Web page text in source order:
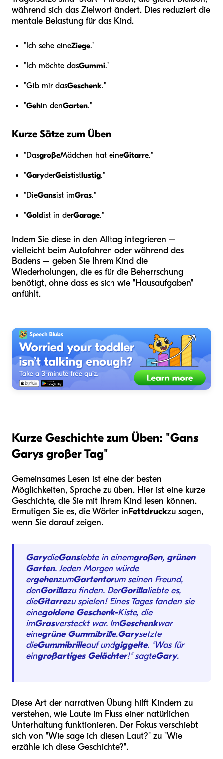
während sich das Zielwort ändert. Dies reduziert die
mentale Belastung für das Kind.
"Ich sehe eineZiege."
"Ich möchte dasGummi."
"Gib mir dasGeschenk."
"Gehin denGarten."
Kurze Sätze zum Üben
"DasgroßeMädchen hat eineGitarre."
"GaryderGeististlustig."
"DieGansist imGras."
"Goldist in derGarage."
Indem Sie diese in den Alltag integrieren –
vielleicht beim Autofahren oder während des
Badens – geben Sie Ihrem Kind die
Wiederholungen, die es für die Beherrschung
benötigt, ohne dass es sich wie "Hausaufgaben"
anfühlt.
Kurze Geschichte zum Üben: "Gans
Garys großer Tag"
Gemeinsames Lesen ist eine der besten
Möglichkeiten, Sprache zu üben. Hier ist eine kurze
Geschichte, die Sie mit Ihrem Kind lesen können.
Ermutigen Sie es, die Wörter inFettdruckzu sagen,
wenn Sie darauf zeigen.
GarydieGanslebte in einemgroßen, grünen
Garten. Jeden Morgen würde
ergehenzumGartentorum seinen Freund,
denGorillazu finden. DerGorillaliebte es,
dieGitarrezu spielen! Eines Tages fanden sie
einegoldene Geschenk-Kiste, die
imGrasversteckt war. ImGeschenkwar
einegrüne Gummibrille.Garysetzte
dieGummibrilleauf undgiggelte. "Was für
eingroßartiges Gelächter!" sagteGary.
Diese Art der narrativen Übung hilft Kindern zu
verstehen, wie Laute im Fluss einer natürlichen
Unterhaltung funktionieren. Der Fokus verschiebt
sich von "Wie sage ich diesen Laut?" zu "Wie
erzähle ich diese Geschichte?".